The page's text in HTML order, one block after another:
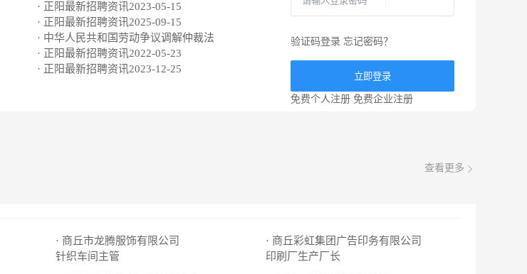
· 正阳最新招聘资讯2023-05-15
· 正阳最新招聘资讯2025-09-15
· 中华人民共和国劳动争议调解仲裁法
· 正阳最新招聘资讯2022-05-23
· 正阳最新招聘资讯2023-12-25
验证码登录 忘记密码？
立即登录
免费个人注册 免费企业注册
查看更多
· 商丘市龙腾服饰有限公司
针织车间主管
· 商丘彩虹集团广告印务有限公司
印刷厂生产厂长